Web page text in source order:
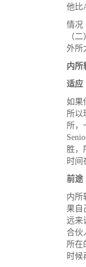
他比
情况
（
外所
内所
适应
如果
所以
所，
胜，
时间
前途
内所
果自
远来
合伙
所在
时候